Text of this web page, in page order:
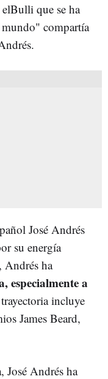
elBulli que se ha
compartía
José Andrés
su energía
Andrés ha
especialmente a
incluye
James Beard,
José Andrés ha